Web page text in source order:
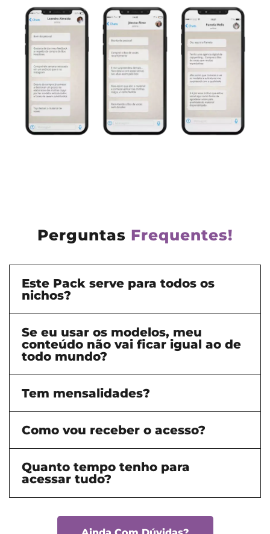
Perguntas Frequentes!
Este Pack serve para todos os
nichos?
Se eu usar os modelos, meu
conteúdo não vai ficar igual ao de
todo mundo?
Tem mensalidades?
Como vou receber o acesso?
Quanto tempo tenho para
acessar tudo?